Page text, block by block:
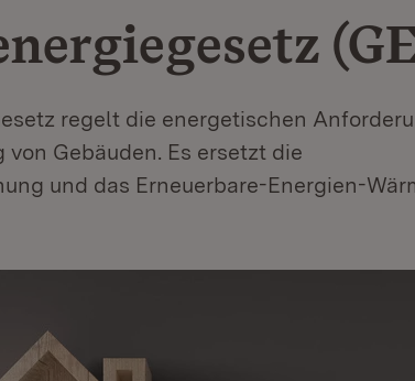
regelt die energetischen
von Gebäuden. Es ersetzt die
und das Erneuerbare-Energien-